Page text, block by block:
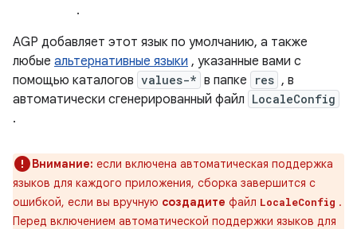
.
AGP добавляет этот язык по умолчанию, а также
любые альтернативные языки , указанные вами с
помощью каталогов values-* в папке res , в
автоматически сгенерированный файл LocaleConfig
.
Внимание: если включена автоматическая поддержка
языков для каждого приложения, сборка завершится с
ошибкой, если вы вручную создадите файл LocaleConfig .
Перед включением автоматической поддержки языков для